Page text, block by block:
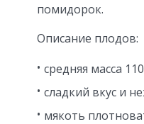
помидорок.
Описание плодов:
средняя масса
сладкий вкус и
мякоть